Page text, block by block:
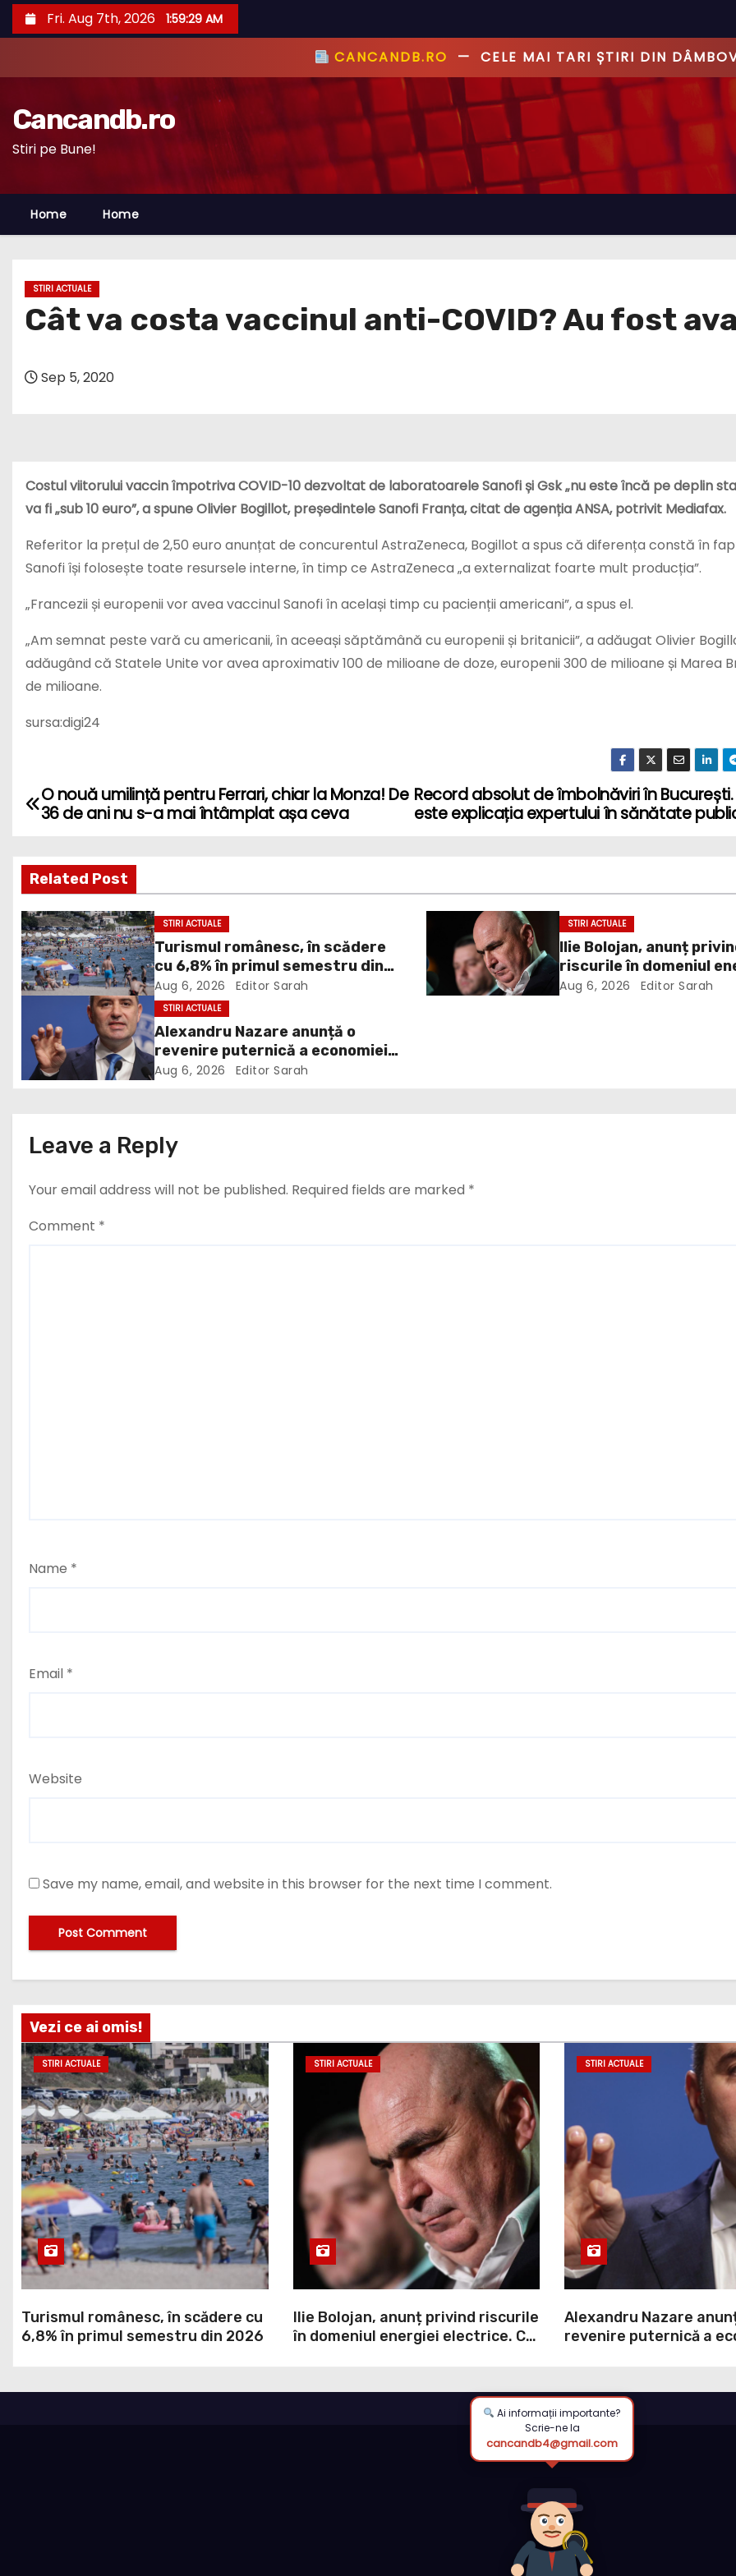
k
p
n
e
Fri. Aug 7th, 2026 1:59:30 AM
CANCANDB.RO—PRIMUL CU ȘTIREA, PRIMUL CU
Cancandb.ro
Stiri pe Bune!
Home Home
STIRI ACTUALE
Cât va costa vaccinul anti-COVID? Au fost
Sep 5, 2020
Costul viitorului vaccin împotriva COVID-10 dezvoltat de laboratoarele Sanofi și Gsk „nu este încă pe deplin
va fi „sub 10 euro”, a spune Olivier Bogillot, președintele Sanofi Franța, citat de agenția ANSA, potrivit Mediafax.
Referitor la prețul de 2,50 euro anunțat de concurentul AstraZeneca, Bogillot a spus că diferența constă în
Sanofi își folosește toate resursele interne, în timp ce AstraZeneca „a externalizat foarte mult producția”.
„Francezii și europenii vor avea vaccinul Sanofi în același timp cu pacienții americani”, a spus el.
„Am semnat peste vară cu americanii, în aceeași săptămână cu europenii și britanicii”, a adăugat Olivier
adăugând că Statele Unite vor avea aproximativ 100 de milioane de doze, europenii 300 de milioane și Marea
de milioane.
sursa:digi24
P
s
t
n
a
i
g
t
i
o
Record absolut de îmbolnăviri în
este explicația expertului în sănătate
O nouă umilință pentru Ferrari, chiar la Monza! De
36 de ani nu s-a mai întâmplat așa ceva
Related Post
STIRI ACTUALE
Turismul românesc, în scădere
cu 6,8% în primul semestru din
2026
Aug 6, 2026 Editor Sarah
STIRI ACTUALE
Ilie Bolojan, anunț
riscurile în domeniul
electrice. Ce a decis
Aug 6, 2026 Editor Sarah
STIRI ACTUALE
Alexandru Nazare anunță o
revenire puternică a economiei
în 2027: Inflația va scădea,
Aug 6, 2026 Editor Sarah
Leave a Reply
Your email address will not be published. Required fields are marked *
Comment *
Name *
Email *
Website
Save my name, email, and website in this browser for the next time I comment.
Vezi ce ai omis!
STIRI ACTUALE
Turismul românesc, în scădere cu
6,8% în primul semestru din 2026
STIRI ACTUALE
Ilie Bolojan, anunț privind riscurile
în domeniul energiei electrice. Ce
STIRI ACTUALE
Alexandru Nazare
revenire puternică a
Ai informații importante?
Scrie-ne la
cancandb4@gmail.com